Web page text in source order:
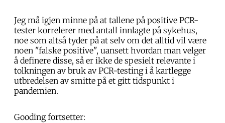
Jeg må igjen minne på at tallene på positive PCR-
tester korrelerer med antall innlagte på sykehus,
noe som altså tyder på at selv om det alltid vil være
noen "falske positive", uansett hvordan man velger
å definere disse, så er ikke de spesielt relevante i
tolkningen av bruk av PCR-testing i å kartlegge
utbredelsen av smitte på et gitt tidspunkt i
pandemien.
Gooding fortsetter: